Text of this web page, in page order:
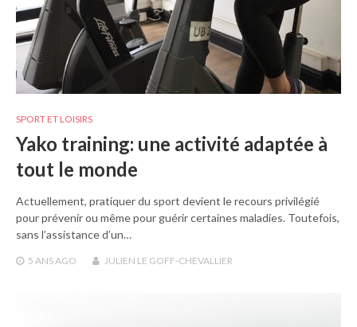
SPORT ET LOISIRS
Yako training: une activité adaptée à
tout le monde
Actuellement, pratiquer du sport devient le recours privilégié
pour prévenir ou même pour guérir certaines maladies. Toutefois,
sans l’assistance d’un…
5 ANS AGO JULIEN LE GOFF-CHEVALLIER